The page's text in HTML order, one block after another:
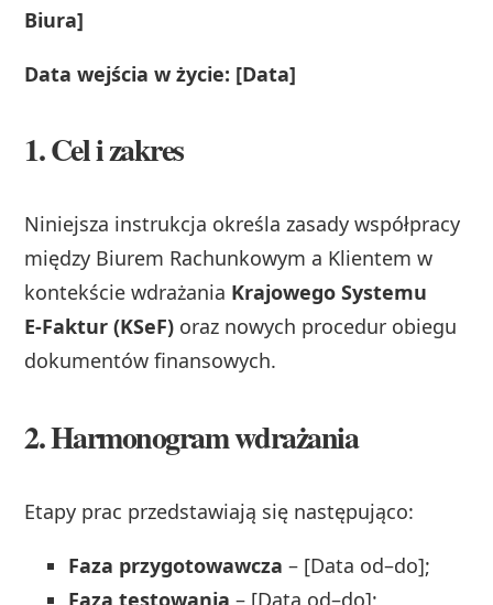
Biura]
Data wejścia w życie: [Data]
1. Cel i zakres
Niniejsza instrukcja określa zasady współpracy
między Biurem Rachunkowym a Klientem w
kontekście wdrażania Krajowego Systemu
E‑Faktur (KSeF) oraz nowych procedur obiegu
dokumentów finansowych.
2. Harmonogram wdrażania
Etapy prac przedstawiają się następująco:
Faza przygotowawcza – [Data od–do];
Faza testowania – [Data od–do];